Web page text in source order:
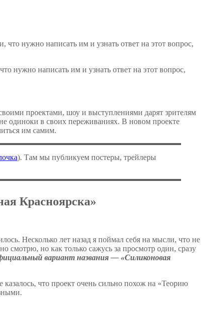
нужно написать им и узнать ответ на этот вопрос,
проектами, шоу и выступлениями дарят зрителям
одиноки в своих переживаниях. В новом проекте
им самим.
). Там мы публикуем постеры, трейлеры
Красноярска»
Несколько лет назад я поймал себя на мысли, что не
смотрю, но как только сажусь за просмотр один, сразу
вариант названия — «Силиконовая
что проект очень сильно похож на «Теорию